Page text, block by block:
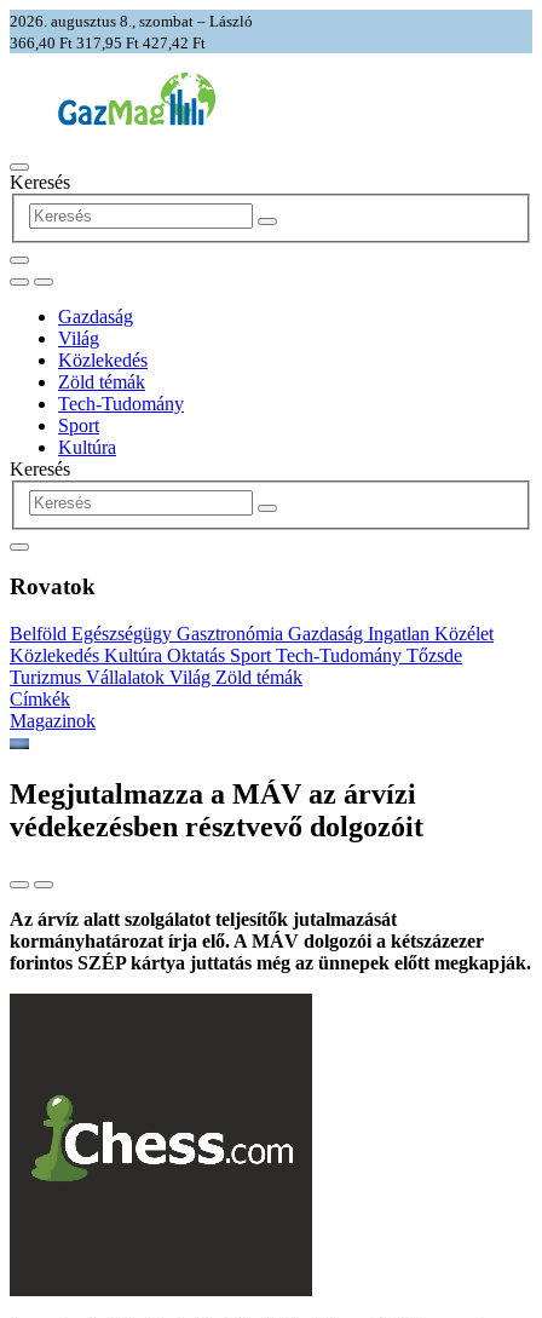
2026. augusztus 8., szombat – László
366,40 Ft 317,95 Ft 427,42 Ft
Keresés
Gazdaság
Világ
Közlekedés
Zöld témák
Tech-Tudomány
Sport
Kultúra
Keresés
Rovatok
Belföld Egészségügy Gasztronómia Gazdaság Ingatlan Közélet
Közlekedés Kultúra Oktatás Sport Tech-Tudomány Tőzsde
Turizmus Vállalatok Világ Zöld témák
Címkék
Magazinok
Megjutalmazza a MÁV az árvízi
védekezésben résztvevő dolgozóit
Az árvíz alatt szolgálatot teljesítők jutalmazását
kormányhatározat írja elő. A MÁV dolgozói a kétszázezer
forintos SZÉP kártya juttatás még az ünnepek előtt megkapják.